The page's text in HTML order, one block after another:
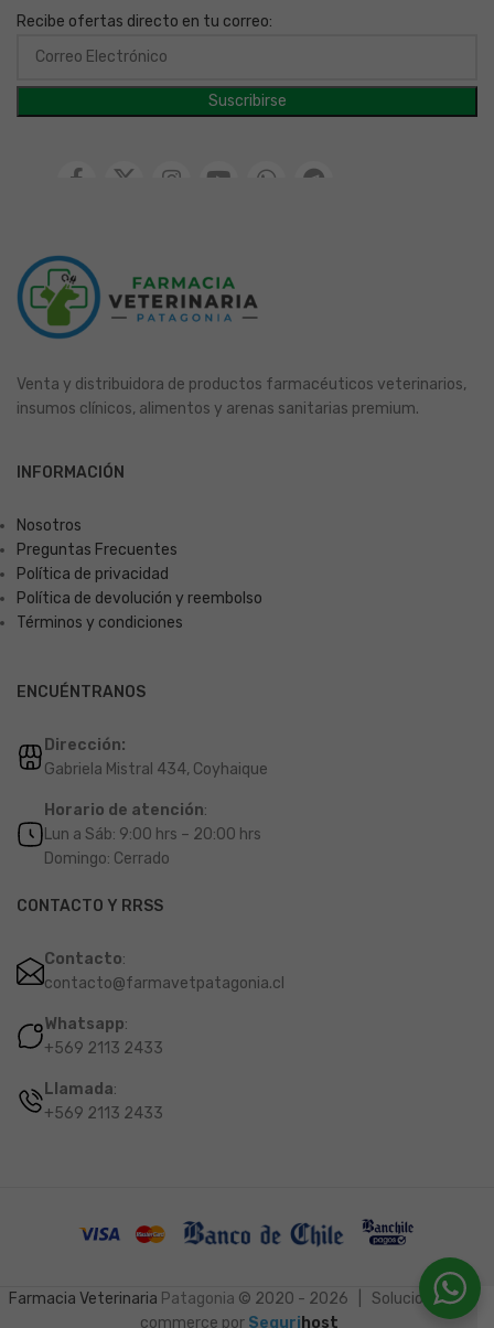
Recibe ofertas directo en tu correo:
Venta y distribuidora de productos farmacéuticos veterinarios,
insumos clínicos, alimentos y arenas sanitarias premium.
INFORMACIÓN
Nosotros
Preguntas Frecuentes
Política de privacidad
Política de devolución y reembolso
Términos y condiciones
ENCUÉNTRANOS
Dirección:
Gabriela Mistral 434, Coyhaique
Horario de atención:
Lun a Sáb: 9:00 hrs – 20:00 hrs
Domingo: Cerrado
CONTACTO Y RRSS
Contacto:
contacto@farmavetpatagonia.cl
Whatsapp:
+569 2113 2433
Llamada:
+569 2113 2433
Farmacia Veterinaria Patagonia © 2020 - 2026 | Soluciones e-
commerce por Seguri host